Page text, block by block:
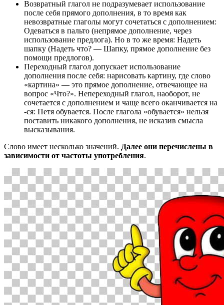
Возвратный глагол не подразумевает использование
после себя прямого дополнения, в то время как
невозвратные глаголы могут сочетаться с дополнением:
Одеваться в пальто (непрямое дополнение, через
использование предлога). Но в то же время: Надеть
шапку (Надеть что? — Шапку, прямое дополнение без
помощи предлогов).
Переходный глагол допускает использование
дополнения после себя: нарисовать картину, где слово
«картина» — это прямое дополнение, отвечающее на
вопрос «Что?». Непереходный глагол, наоборот, не
сочетается с дополнением и чаще всего оканчивается на
-ся: Петя обувается. После глагола «обувается» нельзя
поставить никакого дополнения, не исказив смысла
высказывания.
Слово имеет несколько значений. Далее они перечислены в
зависимости от частоты употребления.